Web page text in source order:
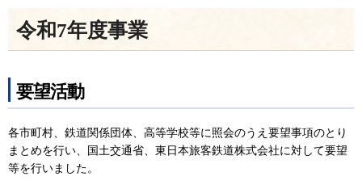
令和7年度事業
要望活動
各市町村、鉄道関係団体、高等学校等に照会のうえ要望事項のとり
まとめを行い、国土交通省、東日本旅客鉄道株式会社に対して要望
等を行いました。